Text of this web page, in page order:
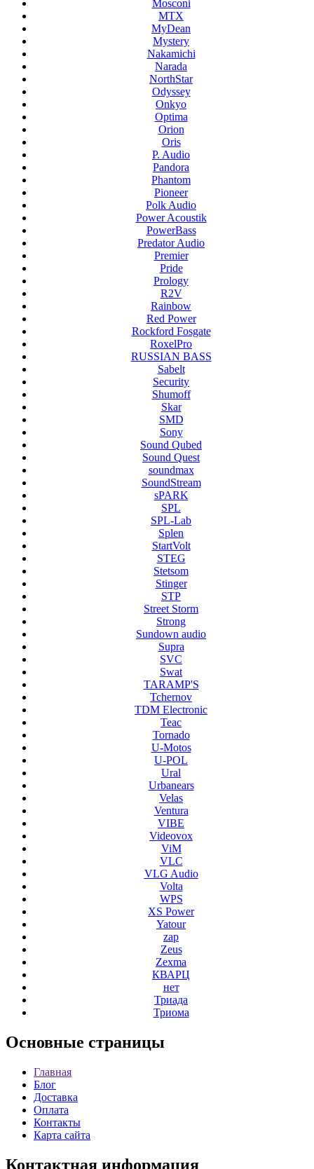
Mosconi
MTX
MyDean
Mystery
Nakamichi
Narada
NorthStar
Odyssey
Onkyo
Optima
Orion
Oris
P. Audio
Pandora
Phantom
Pioneer
Polk Audio
Power Acoustik
PowerBass
Predator Audio
Premier
Pride
Prology
R2V
Rainbow
Red Power
Rockford Fosgate
RoxelPro
RUSSIAN BASS
Sabelt
Security
Shumoff
Skar
SMD
Sony
Sound Qubed
Sound Quest
soundmax
SoundStream
sPARK
SPL
SPL-Lab
Splen
StartVolt
STEG
Stetsom
Stinger
STP
Street Storm
Strong
Sundown audio
Supra
SVC
Swat
TARAMP'S
Tchernov
TDM Electronic
Teac
Tornado
U-Motos
U-POL
Ural
Urbanears
Velas
Ventura
VIBE
Videovox
ViM
VLC
VLG Audio
Volta
WPS
XS Power
Yatour
zap
Zeus
Zexma
КВАРЦ
нет
Триада
Триома
Основные страницы
Главная
Блог
Доставка
Оплата
Контакты
Карта сайта
Контактная информация